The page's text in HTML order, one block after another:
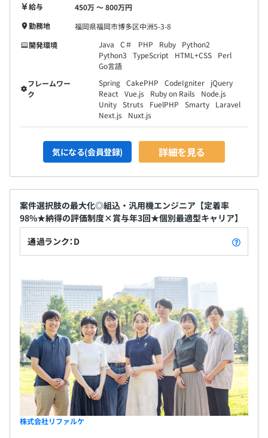
給与
450万 〜 800万円
勤務地
福岡県福岡市博多区中洲5-3-8
開発環境
Java C＃ PHP Ruby
Python2
Python3
TypeScript HTML+CSS
Perl
Go言語
フレームワー
ク
Spring CakePHP CodeIgniter
jQuery
React
Vue.js Ruby on Rails
Node.js
Unity Struts FuelPHP Smarty
Laravel
Next.js
Nuxt.js
気になる(会員登録) 詳細を見る
案件選択肢の最大化◎組込・汎用機エンジニア【定着率
98%★納得の評価制度×賞与年3回★個別最適型キャリア】
通過ランク：D
株式会社リファルケ